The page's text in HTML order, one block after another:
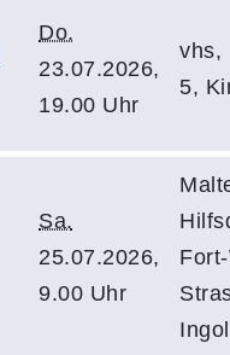
Do.
23.07.2026,
19.00 Uhr
vhs,
5,
Sa.
25.07.2026,
9.00 Uhr